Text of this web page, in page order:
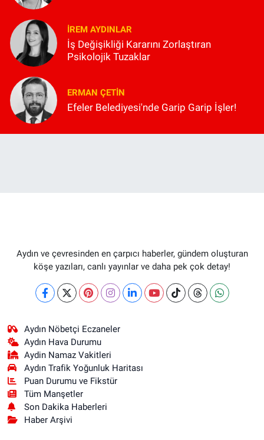
İREM AYDINLAR
İş Değişikliği Kararını Zorlaştıran
Psikolojik Tuzaklar
ERMAN ÇETIN
Efeler Belediyesi'nde Garip Garip İşler!
Aydın ve çevresinden en çarpıcı haberler, gündem oluşturan
köşe yazıları, canlı yayınlar ve daha pek çok detay!
Aydın Nöbetçi Eczaneler
Aydın Hava Durumu
Aydin Namaz Vakitleri
Aydın Trafik Yoğunluk Haritası
Puan Durumu ve Fikstür
Tüm Manşetler
Son Dakika Haberleri
Haber Arşivi